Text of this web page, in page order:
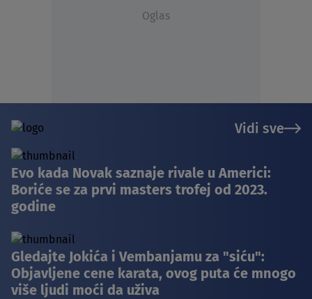
Oglas
Vidi sve
Evo kada Novak saznaje rivale u Americi:
Boriće se za prvi masters trofej od 2023.
godine
Gledajte Jokića i Vembanjamu za "siću":
Objavljene cene karata, ovog puta će mnogo
više ljudi moći da uživa